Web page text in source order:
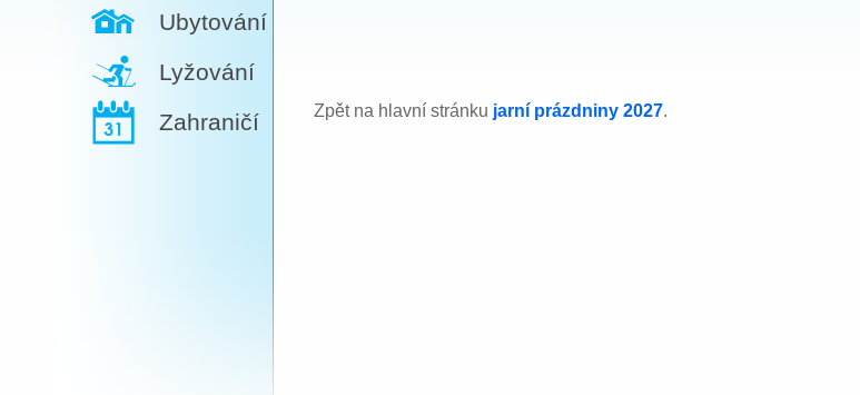
Ubytování
Lyžování
Zahraničí
Zpět na hlavní stránku jarní prázdniny 2027.